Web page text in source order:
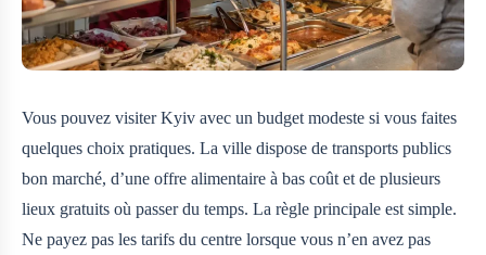
Vous pouvez visiter Kyiv avec un budget modeste si vous faites
quelques choix pratiques. La ville dispose de transports publics
bon marché, d’une offre alimentaire à bas coût et de plusieurs
lieux gratuits où passer du temps. La règle principale est simple.
Ne payez pas les tarifs du centre lorsque vous n’en avez pas